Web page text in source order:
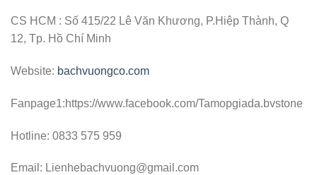
CS HCM : Số 415/22 Lê Văn Khương, P.Hiệp Thành, Q
12, Tp. Hồ Chí Minh
Website: bachvuongco.com
Fanpage1:https://www.facebook.com/Tamopgiada.bvstone
Hotline: 0833 575 959
Email: Lienhebachvuong@gmail.com